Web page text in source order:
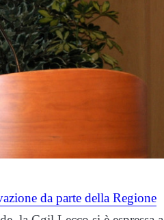
da parte della Regione